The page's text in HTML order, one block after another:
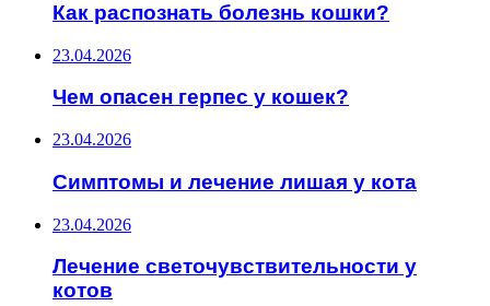
Как распознать болезнь кошки?
23.04.2026
Чем опасен герпес у кошек?
23.04.2026
Симптомы и лечение лишая у кота
23.04.2026
Лечение светочувствительности у
котов